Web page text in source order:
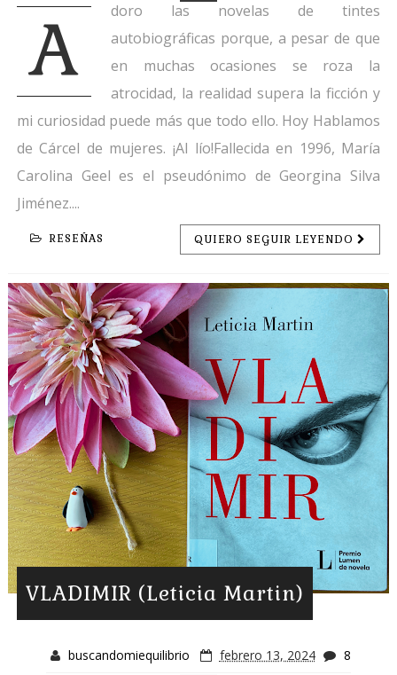
A
doro las novelas de tintes
autobiográficas porque, a pesar de que
en muchas ocasiones se roza la
atrocidad, la realidad supera la ficción y
mi curiosidad puede más que todo ello. Hoy Hablamos
de Cárcel de mujeres. ¡Al lío!Fallecida en 1996, María
Carolina Geel es el pseudónimo de Georgina Silva
Jiménez....
RESEÑAS QUIERO SEGUIR LEYENDO
VLADIMIR (Leticia Martin)
buscandomiequilibrio febrero 13, 2024 8